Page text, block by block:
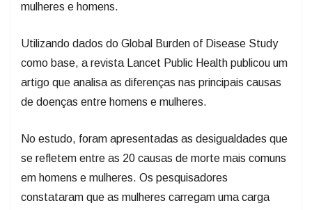
mulheres e homens.
Utilizando dados do Global Burden of Disease Study
como base, a revista Lancet Public Health publicou um
artigo que analisa as diferenças nas principais causas
de doenças entre homens e mulheres.
No estudo, foram apresentadas as desigualdades que
se refletem entre as 20 causas de morte mais comuns
em homens e mulheres. Os pesquisadores
constataram que as mulheres carregam uma carga